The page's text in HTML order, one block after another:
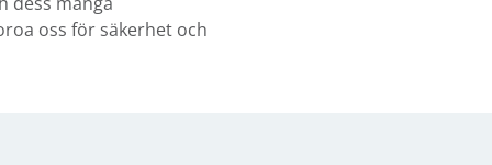
oss för säkerhet och